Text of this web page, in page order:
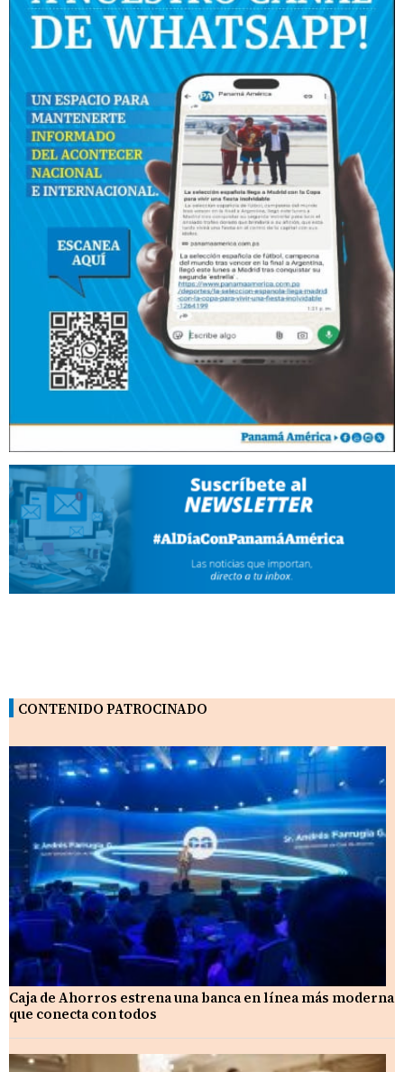
CONTENIDO PATROCINADO
Caja de Ahorros estrena una banca en línea más moderna
que conecta con todos